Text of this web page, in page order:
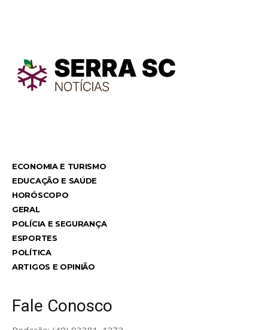
ECONOMIA E TURISMO
EDUCAÇÃO E SAÚDE
HORÓSCOPO
GERAL
POLÍCIA E SEGURANÇA
ESPORTES
POLÍTICA
ARTIGOS E OPINIÃO
Fale Conosco